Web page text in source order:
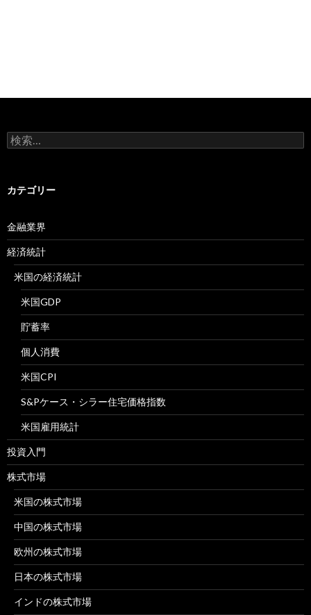
検
索:
カテゴリー
金融業界
経済統計
米国の経済統計
米国GDP
貯蓄率
個人消費
米国CPI
S&Pケース・シラー住宅価格指数
米国雇用統計
投資入門
株式市場
米国の株式市場
中国の株式市場
欧州の株式市場
日本の株式市場
インドの株式市場